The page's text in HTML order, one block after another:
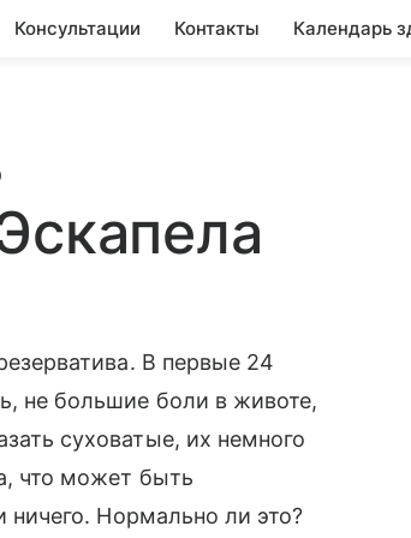
Консультации Контакты Календарь
В первые 24
не большие боли в животе,
суховатые, их немного
что может быть
ничего. Нормально ли это?